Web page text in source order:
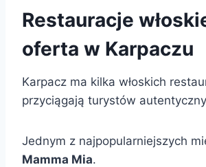
Restauracje
oferta w Karpaczu
Karpacz ma kilka włoskich
przyciągają turystów
Jednym z najpopularniejszych
Mamma Mia.